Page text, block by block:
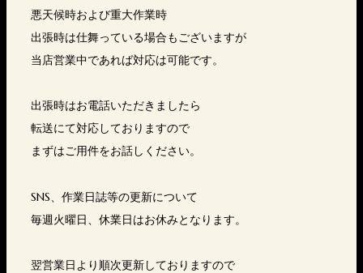
悪天候時および重大作業時
出張時は仕舞っている場合もございますが
当店営業中であれば対応は可能です。
出張時はお電話いただきましたら
転送にて対応しておりますので
まずはご用件をお話しください。
SNS、作業日誌等の更新について
毎週火曜日、休業日はお休みとなります。
翌営業日より順次更新しておりますので